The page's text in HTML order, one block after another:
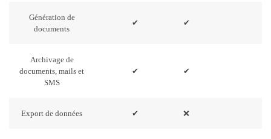
Génération de
documents
✔ ✔
Archivage de
documents, mails et
SMS
✔ ✔
Export de données ✔ ❌